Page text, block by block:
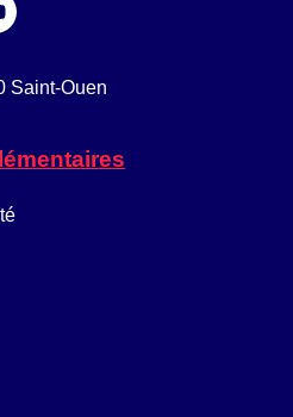
Saint-Ouen